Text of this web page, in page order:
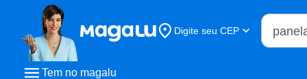
Tem no magalu
Digite seu CEP
Buscar